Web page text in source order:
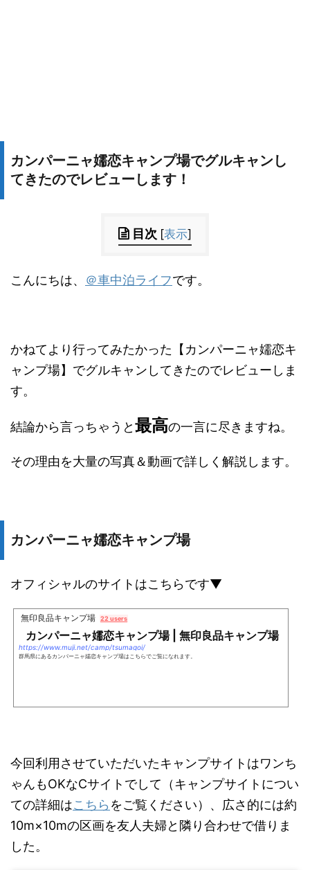
カンパーニャ嬬恋キャンプ場でグルキャンし
てきたのでレビューします！
目次 [表示]
こんにちは、 ＠車中泊ライフです。
かねてより行ってみたかった【カンパーニャ嬬恋キ
ャンプ場】でグルキャンしてきたのでレビューしま
す。
結論から言っちゃうと最高の一言に尽きますね。
その理由を大量の写真＆動画で詳しく解説します。
カンパーニャ嬬恋キャンプ場
オフィシャルのサイトはこちらです▼
無印良品キャンプ場 22 users
カンパーニャ嬬恋キャンプ場 | 無印良品キャンプ場
https://www.muji.net/camp/tsumagoi/
群馬県にあるカンパーニャ嬬恋キャンプ場はこちらでご覧になれます。
今回利用させていただいたキャンプサイトはワンち
ゃんもOKなCサイトでして（キャンプサイトについ
ての詳細はこちら をご覧ください）、広さ的には約
10m×10mの区画を友人夫婦と隣り合わせで借りま
した。